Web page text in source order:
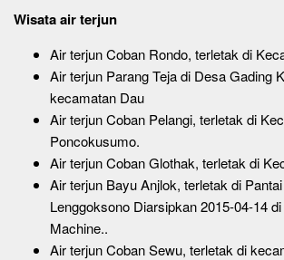
Wisata air terjun
Air terjun Coban Rondo, terletak di
Air terjun Parang Teja di Desa Gading
kecamatan Dau
Air terjun Coban Pelangi, terletak di
Poncokusumo.
Air terjun Coban Glothak, terletak di
Air terjun Bayu Anjlok, terletak di Pantai
Lenggoksono Diarsipkan 2015-04-14
Machine..
Air terjun Coban Sewu, terletak di